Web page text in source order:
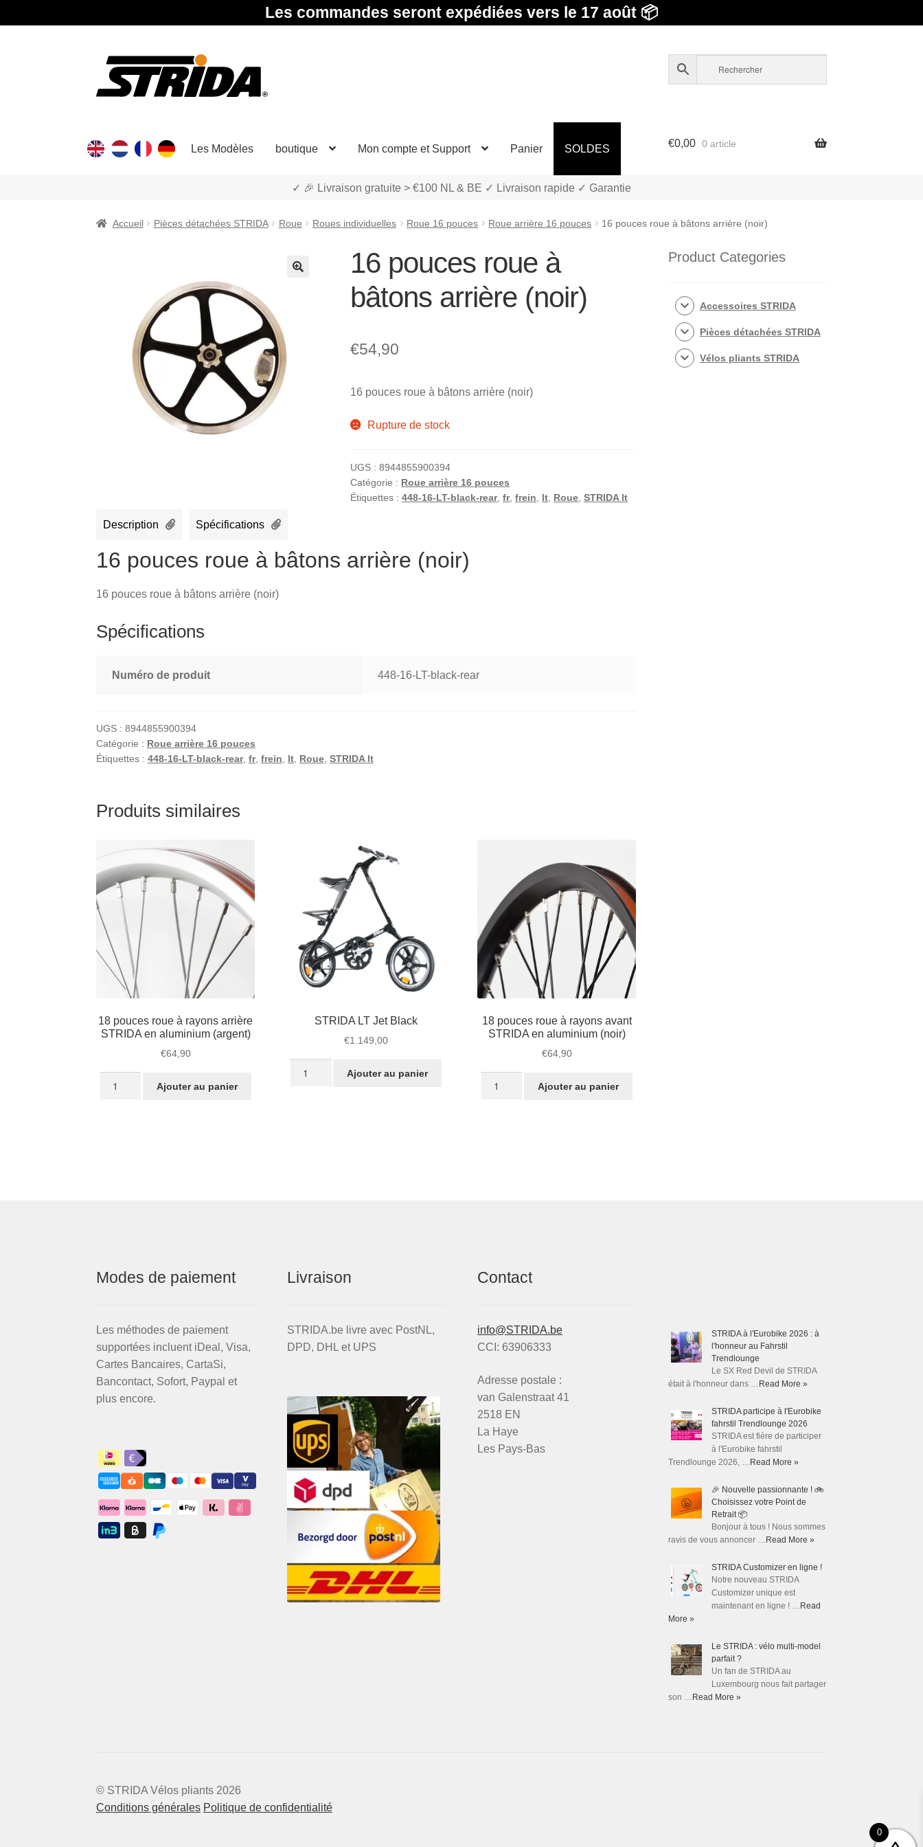
Les commandes seront expédiées vers le 17 août 📦
Aller
la
Aller
contenu
Les Modèles boutique Mon compte et Support Panier SOLDES €0,00 0 article
✓ 🎉 Livraison gratuite > €100 NL & BE ✓ Livraison rapide ✓ Garantie
Accueil Pièces détachées STRIDA Roue Roues individuelles Roue 16 pouces Roue arrière 16 pouces 16 pouces roue à bâtons arrière (noir)
16 pouces roue à
bâtons arrière (noir)
€54,90
16 pouces roue à bâtons arrière (noir)
Rupture de stock
UGS :8944855900394
Catégorie : Roue arrière 16 pouces
Étiquettes :448-16-LT-black-rear,fr,frein lt Roue ,STRIDA lt
Description Spécifications
16 pouces roue à bâtons arrière (noir)
16 pouces roue à bâtons arrière (noir)
Spécifications
Numéro de produit 448-16-LT-black-rear
UGS :8944855900394
Catégorie : Roue arrière 16 pouces
Étiquettes :448-16-LT-black-rear,fr,frein lt Roue ,STRIDA lt
Produits similaires
18 pouces roue à rayons arrière
STRIDA en aluminium (argent)
€64,90
Ajouter au panier
STRIDA LT Jet Black
€1.149,00
Ajouter au panier
18 pouces roue à rayons avant
STRIDA en aluminium (noir)
€64,90
Ajouter au panier
Product Categories
Accessoires STRIDA
Pièces détachées STRIDA
Vélos pliants STRIDA
Modes de paiement
Les méthodes de paiement
supportées incluent iDeal, Visa,
Cartes Bancaires, CartaSi,
Bancontact, Sofort, Paypal et
plus encore.
Livraison
STRIDA.be livre avec PostNL,
DPD, DHL et UPS
Contact
info@STRIDA.be
CCI: 63906333
Adresse postale :
van Galenstraat 41
2518 EN
La Haye
Les Pays-Bas
STRIDA à l'Eurobike 2026 : à
l'honneur au Fahrstil
Trendlounge
Le SX Red Devil de STRIDA
était à l'honneur dans … Read More »
STRIDA participe à l'Eurobike
fahrstil Trendlounge 2026
STRIDA est fière de participer
à l'Eurobike fahrstil
Trendlounge 2026, … Read More »
🎉 Nouvelle passionnante ! 🚲
Choisissez votre Point de
Retrait 📦
Bonjour à tous ! Nous sommes
ravis de vous annoncer … Read More »
STRIDA Customizer en ligne !
Notre nouveau STRIDA
Customizer unique est
maintenant en ligne ! … Read
More »
Le STRIDA : vélo multi-model
parfait ?
Un fan de STRIDA au
Luxembourg nous fait partager
son … Read More »
© STRIDA Vélos pliants 2026
Conditions générales Politique de confidentialité
0